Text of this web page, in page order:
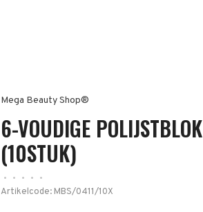
Mega Beauty Shop®
6-VOUDIGE POLIJSTBLOK
(10STUK)
• • • •
•
Artikelcode: MBS/0411/10X